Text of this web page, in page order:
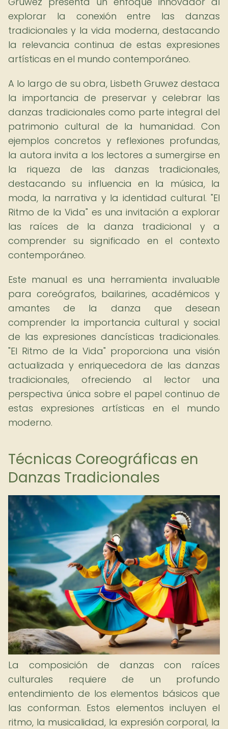
explorar la conexión entre las danzas
tradicionales y la vida moderna, destacando
la relevancia continua de estas expresiones
artísticas en el mundo contemporáneo.
A lo largo de su obra, Lisbeth Gruwez destaca
la importancia de preservar y celebrar las
danzas tradicionales como parte integral del
patrimonio cultural de la humanidad. Con
ejemplos concretos y reflexiones profundas,
la autora invita a los lectores a sumergirse en
la riqueza de las danzas tradicionales,
destacando su influencia en la música, la
moda, la narrativa y la identidad cultural. "El
Ritmo de la Vida" es una invitación a explorar
las raíces de la danza tradicional y a
comprender su significado en el contexto
contemporáneo.
Este manual es una herramienta invaluable
para coreógrafos, bailarines, académicos y
amantes de la danza que desean
comprender la importancia cultural y social
de las expresiones dancísticas tradicionales.
"El Ritmo de la Vida" proporciona una visión
actualizada y enriquecedora de las danzas
tradicionales, ofreciendo al lector una
perspectiva única sobre el papel continuo de
estas expresiones artísticas en el mundo
moderno.
Técnicas Coreográficas en
Danzas Tradicionales
La composición de danzas con raíces
culturales requiere de un profundo
entendimiento de los elementos básicos que
las conforman. Estos elementos incluyen el
ritmo, la musicalidad, la expresión corporal, la